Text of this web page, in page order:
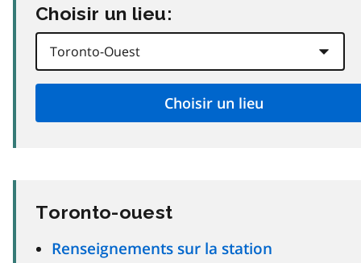
Choisir un lieu:
Toronto-ouest
Renseignements sur la station